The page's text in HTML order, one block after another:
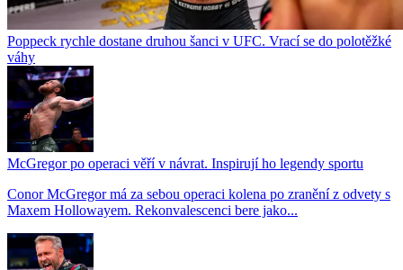
Poppeck rychle dostane druhou šanci v UFC. Vrací se do polotěžké
váhy
McGregor po operaci věří v návrat. Inspirují ho legendy sportu
Conor McGregor má za sebou operaci kolena po zranění z odvety s
Maxem Hollowayem. Rekonvalescenci bere jako...